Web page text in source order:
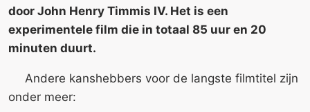
door John Henry Timmis IV. Het is een
experimentele film die in totaal 85 uur en 20
minuten duurt.
Andere kanshebbers voor de langste filmtitel zijn
onder meer: